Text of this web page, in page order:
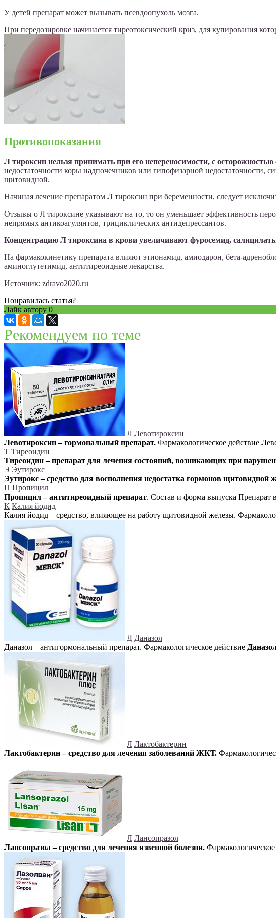
У детей препарат может вызывать псевдоопухоль мозга.
При передозировке начинается тиреотоксический криз, для купирования
Противопоказания
Л тироксин нельзя принимать при его непереносимости, с
недостаточности коры надпочечников или гипофизарной
щитовидной.
Начиная лечение препаратом Л тироксин при беременности, следует
Отзывы о Л тироксине указывают на то, то он уменьшает эффективность
непрямых антикоагулянтов, трициклических антидепрессантов.
Концентрацию Л тироксина в крови увеличивают фуросемид,
На фармакокинетику препарата влияют этионамид, амиодарон, бета-
аминоглутетимид, антитиреоидные лекарства.
Источник: zdravo2020.ru
Понравилась статья?
Лайк автору 0
Рекомендуем по теме
Л Левотироксин
Левотироксин – гормональный препарат. Фармакологическое действие
Т Тиреоидин
Тиреоидин – препарат для лечения состояний, возникающих при
Э Эутирокс
Эутирокс – средство для восполнения недостатка гормонов щитовидной
П Пропицил
Пропицил – антитиреоидный препарат. Состав и форма выпуска Препарат
К Калия йодид
Калия йодид – средство, влияющее на работу щитовидной железы.
Д Даназол
Даназол – антигормональный препарат. Фармакологическое действие
Л Лактобактерин
Лактобактерин – средство для лечения заболеваний ЖКТ.
Л Лансопразол
Лансопразол – средство для лечения язвенной болезни.